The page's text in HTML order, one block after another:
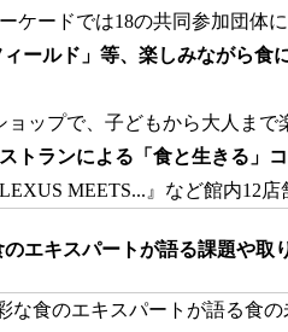
ケードでは18の共同参加団体
ールド」等、楽しみながら食
ョップで、子どもから大人ま
トランによる「食と生きる」
MEETS...』など館内12
エキスパートが語る課題や取
食のエキスパートが語る食